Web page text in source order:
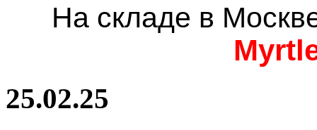
На складе в
25.02.25